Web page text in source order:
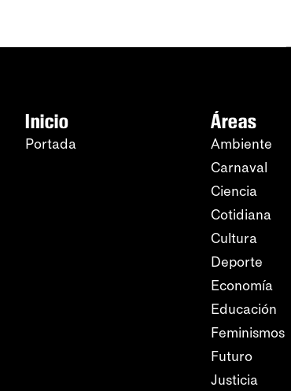
Inicio
Portada
Áreas
Ambiente
Carnaval
Ciencia
Cotidiana
Cultura
Deporte
Economía
Educación
Feminismos
Futuro
Justicia